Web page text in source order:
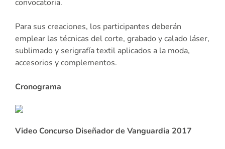
convocatoria.
Para sus creaciones, los participantes deberán
emplear las técnicas del corte, grabado y calado láser,
sublimado y serigrafía textil aplicados a la moda,
accesorios y complementos.
Cronograma
Video Concurso Diseñador de Vanguardia 2017